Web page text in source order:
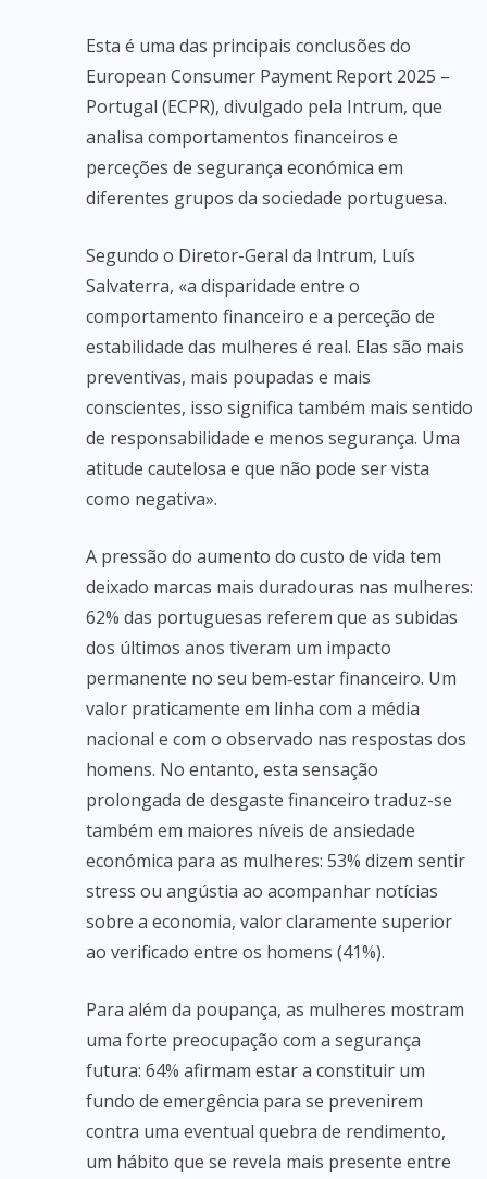
Esta é uma das principais conclusões do
European Consumer Payment Report 2025 –
Portugal (ECPR), divulgado pela Intrum, que
analisa comportamentos financeiros e
perceções de segurança económica em
diferentes grupos da sociedade portuguesa.
Segundo o Diretor-Geral da Intrum, Luís
Salvaterra, «a disparidade entre o
comportamento financeiro e a perceção de
estabilidade das mulheres é real. Elas são mais
preventivas, mais poupadas e mais
conscientes, isso significa também mais sentido
de responsabilidade e menos segurança. Uma
atitude cautelosa e que não pode ser vista
como negativa».
A pressão do aumento do custo de vida tem
deixado marcas mais duradouras nas mulheres:
62% das portuguesas referem que as subidas
dos últimos anos tiveram um impacto
permanente no seu bem‑estar financeiro. Um
valor praticamente em linha com a média
nacional e com o observado nas respostas dos
homens. No entanto, esta sensação
prolongada de desgaste financeiro traduz-se
também em maiores níveis de ansiedade
económica para as mulheres: 53% dizem sentir
stress ou angústia ao acompanhar notícias
sobre a economia, valor claramente superior
ao verificado entre os homens (41%).
Para além da poupança, as mulheres mostram
uma forte preocupação com a segurança
futura: 64% afirmam estar a constituir um
fundo de emergência para se prevenirem
contra uma eventual quebra de rendimento,
um hábito que se revela mais presente entre